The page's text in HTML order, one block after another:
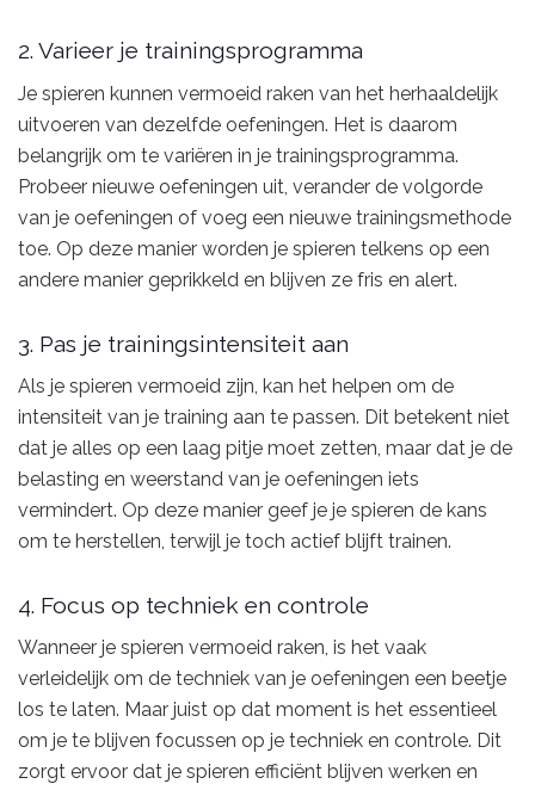
2. Varieer je trainingsprogramma
Je spieren kunnen vermoeid raken van het herhaaldelijk
uitvoeren van dezelfde oefeningen. Het is daarom
belangrijk om te variëren in je trainingsprogramma.
Probeer nieuwe oefeningen uit, verander de volgorde
van je oefeningen of voeg een nieuwe trainingsmethode
toe. Op deze manier worden je spieren telkens op een
andere manier geprikkeld en blijven ze fris en alert.
3. Pas je trainingsintensiteit aan
Als je spieren vermoeid zijn, kan het helpen om de
intensiteit van je training aan te passen. Dit betekent niet
dat je alles op een laag pitje moet zetten, maar dat je de
belasting en weerstand van je oefeningen iets
vermindert. Op deze manier geef je je spieren de kans
om te herstellen, terwijl je toch actief blijft trainen.
4. Focus op techniek en controle
Wanneer je spieren vermoeid raken, is het vaak
verleidelijk om de techniek van je oefeningen een beetje
los te laten. Maar juist op dat moment is het essentieel
om je te blijven focussen op je techniek en controle. Dit
zorgt ervoor dat je spieren efficiënt blijven werken en